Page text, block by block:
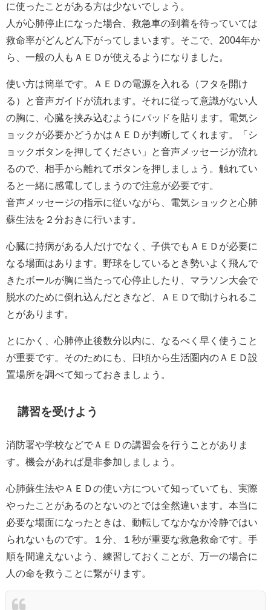
に使ったことがある方は少ないでしょう。
人が心肺停止になった場合、救急車の到着を待っていては
救命率がどんどん下がってしまいます。そこで、2004年か
ら、一般の人もＡＥＤが使えるようになりました。
使い方は簡単です。ＡＥＤの電源を入れる（フタを開け
る）と音声ガイドが流れます。それに従って意識がない人
の胸に、心臓を挟み込むようにパッドを貼ります。電気シ
ョックが必要かどうかはＡＥＤが判断してくれます。「シ
ョックボタンを押してください」と音声メッセージが流れ
るので、相手から離れてボタンを押しましょう。触れてい
ると一緒に感電してしまうので注意が必要です。
音声メッセージの指示に従いながら、電気ショックと心肺
蘇生法を２分おきに行います。
心臓に持病がある人だけでなく、子供でもＡＥＤが必要に
なる場面はあります。野球をしているとき勢いよく飛んで
きたボールが胸に当たって心停止したり、マラソン大会で
脱水のために倒れ込んだときなど、ＡＥＤで助けられるこ
とがあります。
とにかく、心肺停止後数分以内に、なるべく早く使うこと
が重要です。そのためにも、日頃から生活圏内のＡＥＤ設
置場所を調べて知っておきましょう。
講習を受けよう
消防署や学校などでＡＥＤの講習会を行うことがありま
す。機会があれば是非参加しましょう。
心肺蘇生法やＡＥＤの使い方について知っていても、実際
やったことがあるのとないのとでは全然違います。本当に
必要な場面になったときは、動転してなかなか冷静ではい
られないものです。１分、１秒が重要な救急救命です。手
順を間違えないよう、練習しておくことが、万一の場合に
人の命を救うことに繋がります。